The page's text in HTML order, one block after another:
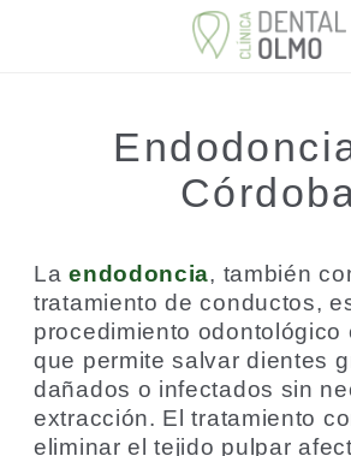
Laendodoncia, también
tratamiento de conductos,
procedimiento odontológico
que permite salvar dientes
dañados o infectados sin
extracción. El tratamiento
eliminar el tejido pulpar